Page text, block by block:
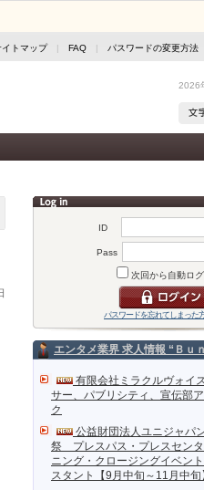
イトマップ| FAQ | パスワードの変更方法
2026
ID
Pass
次回から自動ロ
パスワードを忘れてしまった
エンタメ業界 求人情報 “Ｂｕ
有限会社ミラクルヴォイ
サー、パブリシティ、宣伝部
ク
公益財団法人ユニジャパ
祭 プレスパス・プレスセン
ニング・クロージングイベン
スタント【9月中旬～11月中旬